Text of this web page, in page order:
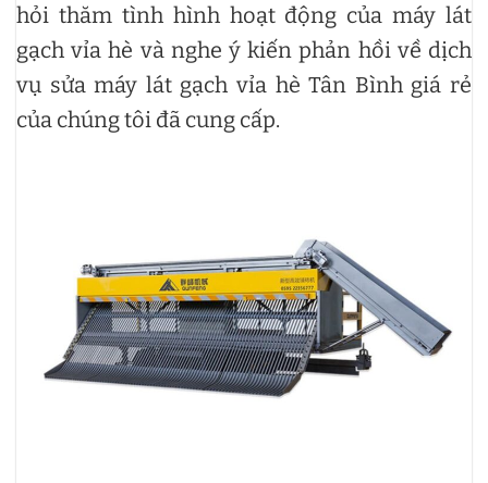
hỏi thăm tình hình hoạt động của máy lát
gạch vỉa hè và nghe ý kiến phản hồi về dịch
vụ sửa máy lát gạch vỉa hè Tân Bình giá rẻ
của chúng tôi đã cung cấp.